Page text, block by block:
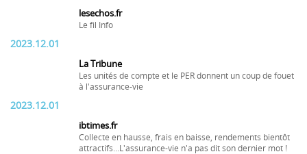
lesechos.fr
Le fil Info
2023.12.01
La Tribune
Les unités de compte et le PER donnent un coup de fouet
à l'assurance-vie
2023.12.01
ibtimes.fr
Collecte en hausse, frais en baisse, rendements bientôt
attractifs...L'assurance-vie n'a pas dit son dernier mot !